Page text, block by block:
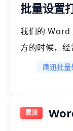
档元数据的具
批量设置
我们的 Word
方的时候，
如给 Word
很好的保护
读密码，如果
鹰迅批